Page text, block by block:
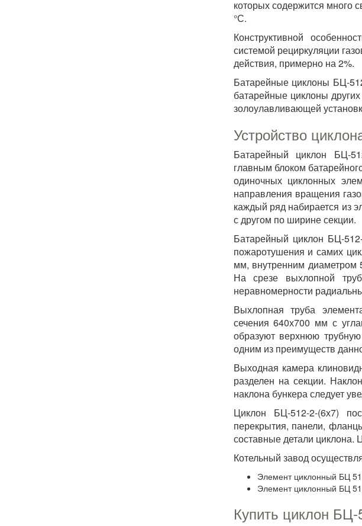
которых содержится много
°С.
Конструктивной
системой рециркуляции
действия, примерно на 2%.
Батарейные циклоны БЦ-
батарейные циклоны
золоулавливающей
Устройство
Батарейный циклон БЦ-
главным блоком
одиночных циклонных
направления вращения
каждый ряд набирается из
с другом по ширине секции.
Батарейный циклон БЦ-
пожаротушения и самих
мм, внутренним диаметром
На срезе выхлопной
неравномерности
Выхлопная труба
сечения 640х700 мм с
образуют верхнюю
одним из преимуществ
Выходная камера
разделен на секции.
наклона бункера следует
Циклон БЦ-512-2-(6х7)
перекрытия, панели,
составные детали циклона.
Котельный завод
Элемент циклонный БЦ
Элемент циклонный БЦ
Купить циклон БЦ-